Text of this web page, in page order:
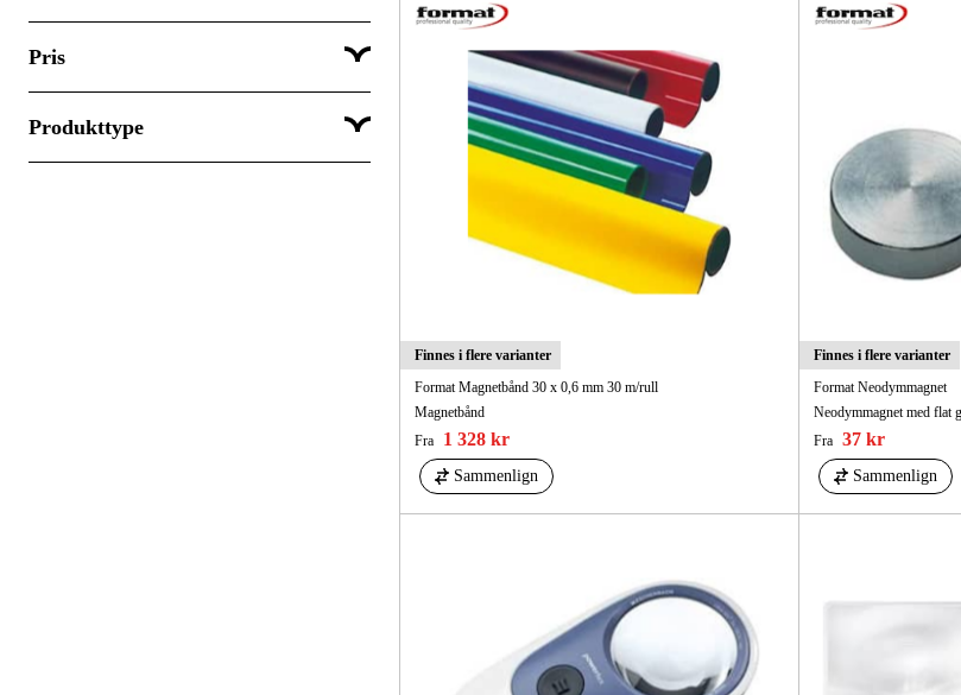
Eclipse
Eschenbach
Fortis
Sendes umiddelbart
Sendes innen 3-5 dager
Sendes innen mer enn 5 hverdager
Pris
Produkttype
Finnes i flere varianter
Format Magnetbånd 30 x 0,6 mm 30 m/rull
Magnetbånd
Fra
1 328 kr
Sammenlign
Finnes i flere varianter
Format Neodymmagnet
Neodymmagnet med flat
Fra 37 kr
Sammenlign